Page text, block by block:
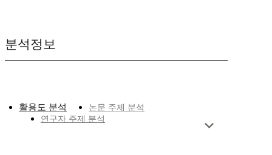
분석정보
활용도 분석
논문 주제 분석
연구자 주제 분석